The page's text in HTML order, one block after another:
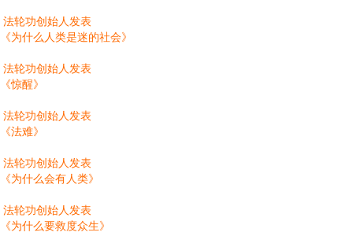
法轮功创始人发表
《为什么人类是迷的社会》
法轮功创始人发表
《惊醒》
法轮功创始人发表
《法难》
法轮功创始人发表
《为什么会有人类》
法轮功创始人发表
《为什么要救度众生》